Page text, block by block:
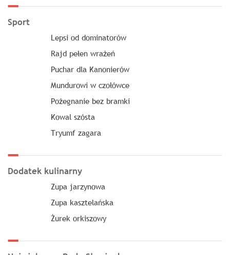
Sport
Lepsi od dominatorów
Rajd pełen wrażeń
Puchar dla Kanonierów
Mundurowi w czołówce
Pożegnanie bez bramki
Kowal szósta
Tryumf zagara
Dodatek kulinarny
Zupa jarzynowa
Zupa kasztelańska
Żurek orkiszowy